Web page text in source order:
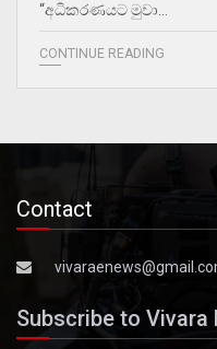
“අධිකරණයට මුවා…
CONTINUE READING
Contact
Subscribe to Vivara